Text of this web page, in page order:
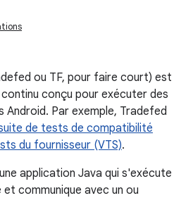
ou TF, pour faire court) est
conçu pour exécuter des
Android. Par exemple, Tradefed
de tests de compatibilité
du fournisseur (VTS).
application Java qui s'exécute
communique avec un ou